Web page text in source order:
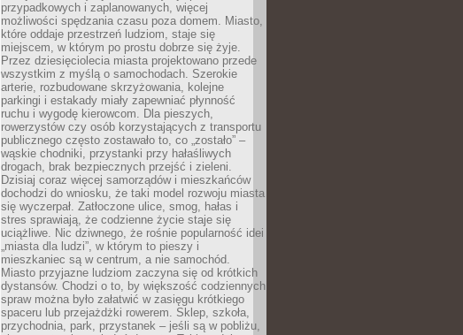
przypadkowych i zaplanowanych, więcej
możliwości spędzania czasu poza domem. Miasto,
które oddaje przestrzeń ludziom, staje się
miejscem, w którym po prostu dobrze się żyje.
Przez dziesięciolecia miasta projektowano przede
wszystkim z myślą o samochodach. Szerokie
arterie, rozbudowane skrzyżowania, kolejne
parkingi i estakady miały zapewniać płynność
ruchu i wygodę kierowcom. Dla pieszych,
rowerzystów czy osób korzystających z transportu
publicznego często zostawało to, co „zostało” –
wąskie chodniki, przystanki przy hałaśliwych
drogach, brak bezpiecznych przejść i zieleni.
Dzisiaj coraz więcej samorządów i mieszkańców
dochodzi do wniosku, że taki model rozwoju miasta
się wyczerpał. Zatłoczone ulice, smog, hałas i
stres sprawiają, że codzienne życie staje się
uciążliwe. Nic dziwnego, że rośnie popularność idei
„miasta dla ludzi”, w którym to pieszy i
mieszkaniec są w centrum, a nie samochód.
Miasto przyjazne ludziom zaczyna się od krótkich
dystansów. Chodzi o to, by większość codziennych
spraw można było załatwić w zasięgu krótkiego
spaceru lub przejażdżki rowerem. Sklep, szkoła,
przychodnia, park, przystanek – jeśli są w pobliżu,